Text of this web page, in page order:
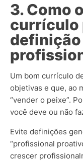
3. Como
currículo
Um bom currículo
objetivas e que, ao
“vender o peixe”.
você deve ou não
Evite definições
“profissional
crescer